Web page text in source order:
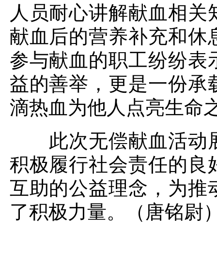
人员耐心讲解献血相
献血后的营养补充和休
参与献血的职工纷纷表
益的善举，更是一份承
滴热血为他人点亮生命
此次无偿献血活动
积极履行社会责任的良
互助的公益理念，为推
了积极力量。（唐铭尉